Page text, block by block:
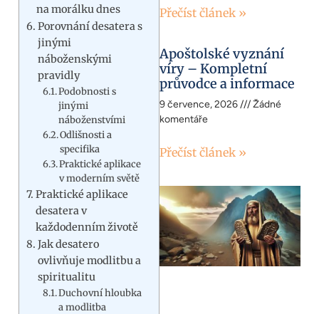
na morálku dnes
Porovnání desatera s
jinými
náboženskými
pravidly
Podobnosti s
jinými
náboženstvími
Odlišnosti a
specifika
Praktické aplikace
v moderním světě
Praktické aplikace
desatera v
každodenním životě
Jak desatero
ovlivňuje modlitbu a
spiritualitu
Duchovní hloubka
a modlitba
Přečíst článek »
Apoštolské vyznání
víry – Kompletní
průvodce a informace
9 července, 2026
Žádné
komentáře
Přečíst článek »